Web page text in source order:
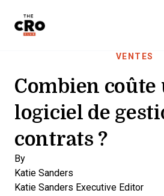
VENTES
Combien coûte
logiciel de
contrats ?
By
Katie Sanders
Katie Sanders Executive Editor